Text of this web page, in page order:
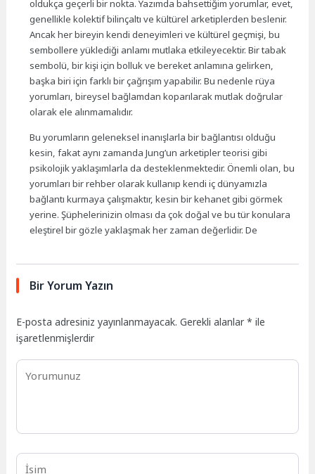
oldukça geçerli bir nokta. Yazımda bahsettiğim yorumlar, evet,
genellikle kolektif bilinçaltı ve kültürel arketiplerden beslenir.
Ancak her bireyin kendi deneyimleri ve kültürel geçmişi, bu
sembollere yüklediği anlamı mutlaka etkileyecektir. Bir tabak
sembolü, bir kişi için bolluk ve bereket anlamına gelirken,
başka biri için farklı bir çağrışım yapabilir. Bu nedenle rüya
yorumları, bireysel bağlamdan koparılarak mutlak doğrular
olarak ele alınmamalıdır.
Bu yorumların geleneksel inanışlarla bir bağlantısı olduğu
kesin, fakat aynı zamanda Jung’un arketipler teorisi gibi
psikolojik yaklaşımlarla da desteklenmektedir. Önemli olan, bu
yorumları bir rehber olarak kullanıp kendi iç dünyamızla
bağlantı kurmaya çalışmaktır, kesin bir kehanet gibi görmek
yerine. Şüphelerinizin olması da çok doğal ve bu tür konulara
eleştirel bir gözle yaklaşmak her zaman değerlidir. De
Bir Yorum Yazın
E-posta adresiniz yayınlanmayacak. Gerekli alanlar* ile
işaretlenmişlerdir